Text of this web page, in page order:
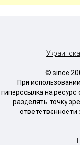
© since
При
гиперссылка на
разделять точку